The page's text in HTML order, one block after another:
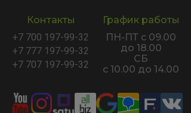
Контакты
+7 700 197-99-32
+7 777 197-99-32
+7 707 197-99-32
График работы
ПН-ПТ с 09.00
до 18.00
СБ
с 10.00 до 14.00